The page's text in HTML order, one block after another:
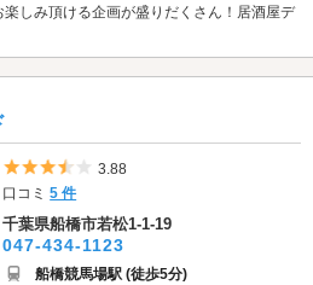
しみ頂ける企画が盛りだくさん！居酒屋デ
5つ星のうち3.5
3.88
口コミ5 件
千葉県船橋市若松1-1-19
047-434-1123
船橋競馬場駅 (徒歩5分)